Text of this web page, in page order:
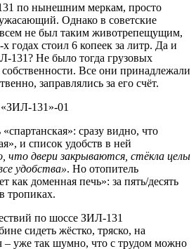
по нынешним меркам, просто
Однако в советские
не был таким животрепещущим,
годах стоил 6 копеек за литр. Да и
131? Не было тогда грузовых
Все они принадлежали
заправлялись за его счёт.
сразу видно, что
и список удобств в ней
что двери закрываются, стёкла целы
удобства». Но отопитель
как доменная печь»: за пять/десять
тропиках.
по шоссе ЗИЛ-131
сидеть жёстко, тряско, на
– уже так шумно, что с трудом можно